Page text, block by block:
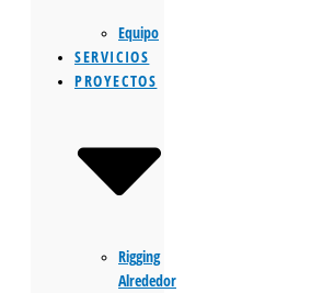
Equipo
SERVICIOS
PROYECTOS
Rigging
Alrededor